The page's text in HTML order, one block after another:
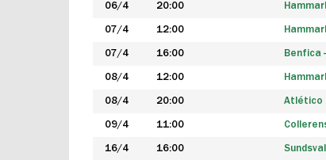
06/4 20:00
07/4 12:00
07/4 16:00 Benfica
08/4 12:00
08/4 20:00 Atlético
09/4 11:00
16/4 16:00